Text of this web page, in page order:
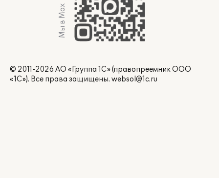
Мы в Max
© 2011-2026 АО «Группа 1С» (правопреемник ООО
«1С»). Все права защищены. websol@1c.ru